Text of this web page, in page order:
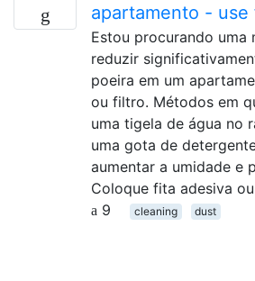
apartamento - use
Estou procurando uma
reduzir
poeira em um
ou filtro. Métodos em
uma tigela de água no
uma gota de
aumentar a umidade e
Coloque fita adesiva
9
cleaning dust